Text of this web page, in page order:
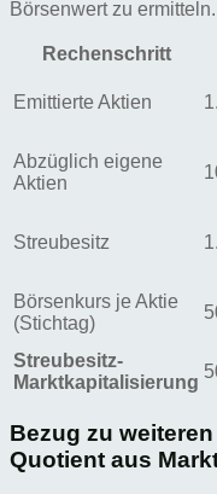
Börsenwert zu ermitteln.
Rechenschritt
Emittierte Aktien
Abzüglich eigene
Aktien
Streubesitz
Börsenkurs je Aktie
(Stichtag)
Streubesitz-
Marktkapitalisierung
Bezug zu
Quotient aus